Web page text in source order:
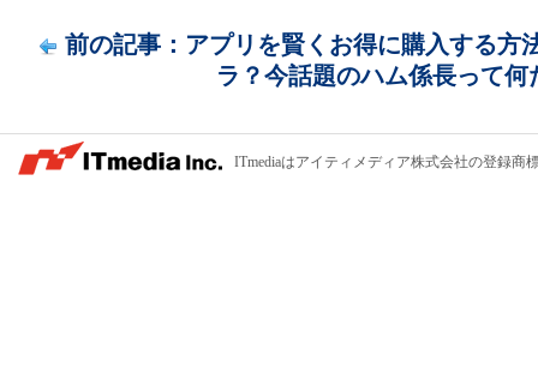
前の記事：アプリを賢くお得に購入する方
ラ？今話題のハム係長って何
ITmediaはアイティメディア株式会社の登録商